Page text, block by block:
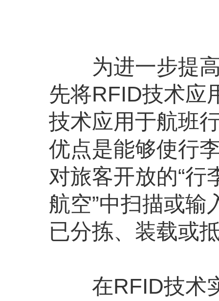
为进一步提高
先将RFID技术应
技术应用于航班
优点是能够使行
对旅客开放的“行
航空”中扫描或输
已分拣、装载或
在RFID技术实